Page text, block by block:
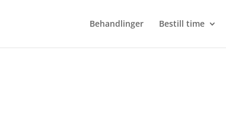
Behandlinger Bestill time